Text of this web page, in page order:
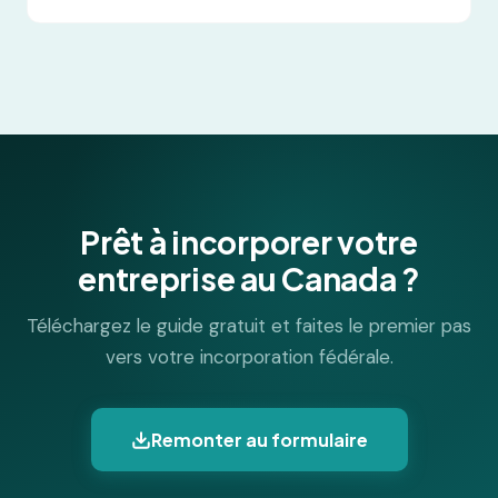
Prêt à incorporer votre
entreprise au Canada ?
Téléchargez le guide gratuit et faites le premier pas
vers votre incorporation fédérale.
Remonter au formulaire